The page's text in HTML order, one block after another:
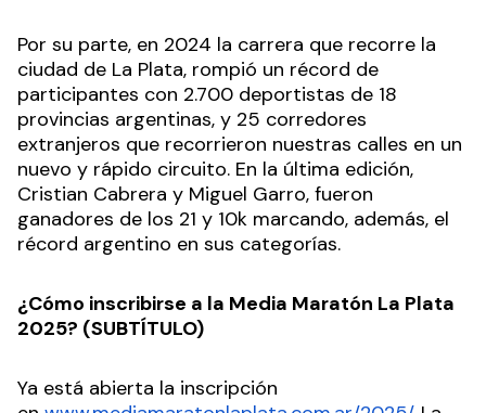
Por su parte, en 2024 la carrera que recorre la
ciudad de La Plata, rompió un récord de
participantes con 2.700 deportistas de 18
provincias argentinas, y 25 corredores
extranjeros que recorrieron nuestras calles en un
nuevo y rápido circuito. En la última edición,
Cristian Cabrera y Miguel Garro, fueron
ganadores de los 21 y 10k marcando, además, el
récord argentino en sus categorías.
¿Cómo inscribirse a la Media Maratón La Plata
2025? (SUBTÍTULO)
Ya está abierta la inscripción